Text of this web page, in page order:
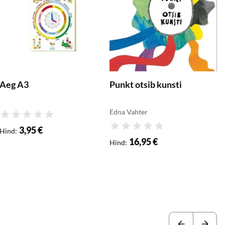
Aeg A3
Hinnang
Hind: 3,95 €
Punkt otsib kunsti
Edna Vahter
Hinnang
Hind: 16,95 €